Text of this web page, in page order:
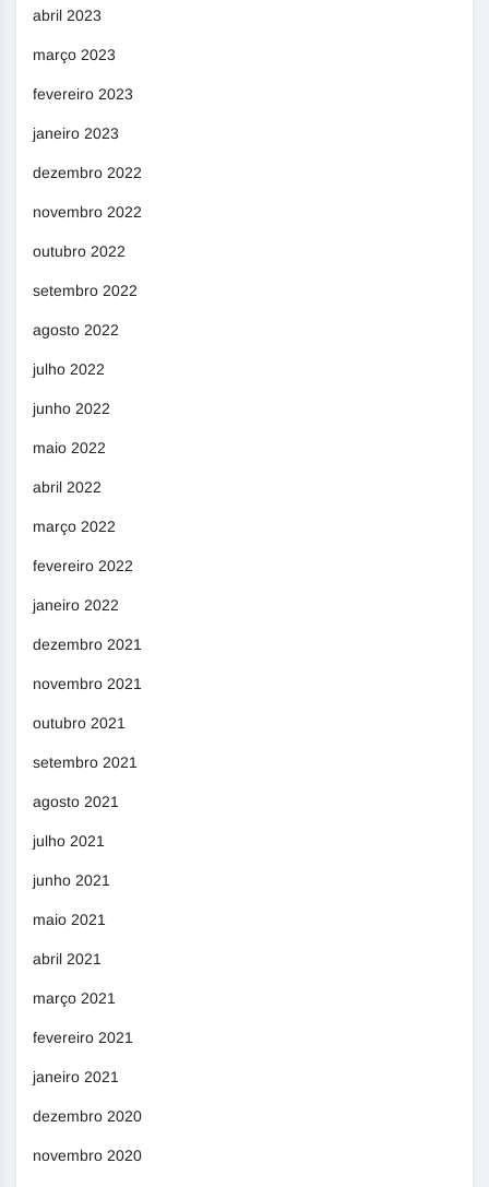
abril 2023
março 2023
fevereiro 2023
janeiro 2023
dezembro 2022
novembro 2022
outubro 2022
setembro 2022
agosto 2022
julho 2022
junho 2022
maio 2022
abril 2022
março 2022
fevereiro 2022
janeiro 2022
dezembro 2021
novembro 2021
outubro 2021
setembro 2021
agosto 2021
julho 2021
junho 2021
maio 2021
abril 2021
março 2021
fevereiro 2021
janeiro 2021
dezembro 2020
novembro 2020